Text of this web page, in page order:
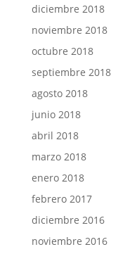
diciembre 2018
noviembre 2018
octubre 2018
septiembre 2018
agosto 2018
junio 2018
abril 2018
marzo 2018
enero 2018
febrero 2017
diciembre 2016
noviembre 2016